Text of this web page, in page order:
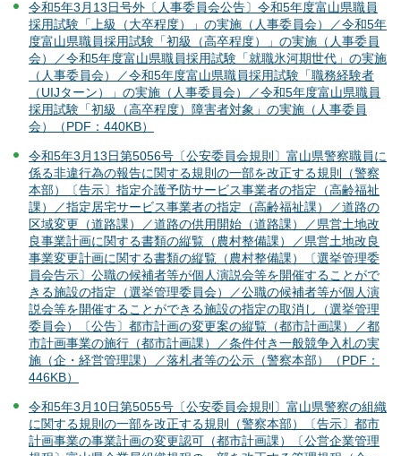
令和5年3月13日号外〔人事委員会公告〕令和5年度富山県職員
採用試験「上級（大卒程度）」の実施（人事委員会）／令和5年
度富山県職員採用試験「初級（高卒程度）」の実施（人事委員
会）／令和5年度富山県職員採用試験「就職氷河期世代」の実施
（人事委員会）／令和5年度富山県職員採用試験「職務経験者
（UIJターン）」の実施（人事委員会）／令和5年度富山県職員
採用試験「初級（高卒程度）障害者対象」の実施（人事委員
会）（PDF：440KB）
令和5年3月13日第5056号〔公安委員会規則〕富山県警察職員に
係る非違行為の報告に関する規則の一部を改正する規則（警察
本部）〔告示〕指定介護予防サービス事業者の指定（高齢福祉
課）／指定居宅サービス事業者の指定（高齢福祉課）／道路の
区域変更（道路課）／道路の供用開始（道路課）／県営土地改
良事業計画に関する書類の縦覧（農村整備課）／県営土地改良
事業変更計画に関する書類の縦覧（農村整備課）〔選挙管理委
員会告示〕公職の候補者等が個人演説会等を開催することがで
きる施設の指定（選挙管理委員会）／公職の候補者等が個人演
説会等を開催することができる施設の指定の取消し（選挙管理
委員会）〔公告〕都市計画の変更案の縦覧（都市計画課）／都
市計画事業の施行（都市計画課）／条件付き一般競争入札の実
施（企・経営管理課）／落札者等の公示（警察本部）（PDF：
446KB）
令和5年3月10日第5055号〔公安委員会規則〕富山県警察の組織
に関する規則の一部を改正する規則（警察本部）〔告示〕都市
計画事業の事業計画の変更認可（都市計画課）〔公営企業管理